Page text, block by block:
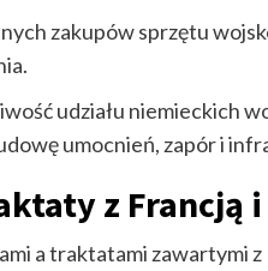
zakupów sprzętu
udziału niemieckich
umocnień, zapór i
z Francją
a traktatami zawartymi